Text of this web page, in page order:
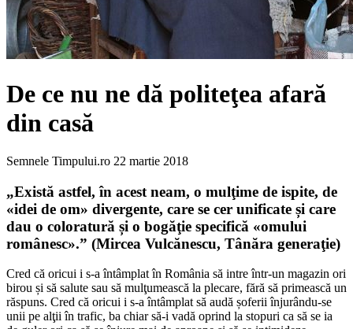
De ce nu ne dă politeţea afară
din casă
Semnele Timpului.ro 22 martie 2018
„Există astfel, în acest neam, o mulţime de ispite, de
«idei de om» divergente, care se cer unificate și care
dau o coloratură și o bogăţie specifică «omului
românesc».” (Mircea Vulcănescu, Tânăra generaţie)
Cred că oricui i s-a întâmplat în România să intre într-un magazin ori
birou și să salute sau să mulţumească la plecare, fără să primească un
răspuns. Cred că oricui i s-a întâmplat să audă șoferii înjurându-se
unii pe alţii în trafic, ba chiar să-i vadă oprind la stopuri ca să se ia